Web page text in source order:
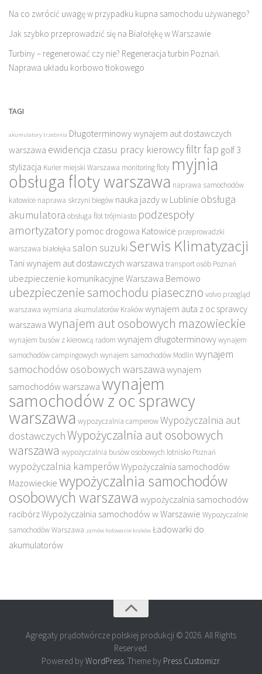
Na co zwrócić uwagę w przypadku kupna samochodu używanego?
Jak szybko przeprowadzić się na Białołękę w Warszawie
Turbiny – regenerować czy nie? Regeneracja turbin Poznań.
Naprawa układu korbowo tłokowego
TAGI
akumulatory trzebinia Długoterminowy wynajem aut dostawczych
warszawa ewidencja czasu pracy kierowcyfiltr fap golf 3
stylizacja Kurier miejski Warszawa monitoring floty myjnia
obsługa floty warszawa naprawa samochodów
katowice naprawa skrzyni biegów nauka jazdy w Lublinie obsługa
akumulatora obsługa flot trójmiasto podzespoły
amortyzatory pomoc drogowa Katowice przeprowadzki
warszawa białołęka salon suzuki Serwis Klimatyzacji
Tani wynajem aut dostawczych warszawa transport osób Poznań
ubezpieczenie komunikacyjne Warszawa Bemowo
ubezpieczenie samochodu piaseczno volvo przegląd
warszawa wymiana akumulatorów Krakówwynajem auta z oc sprawcy
warszawa wynajem aut osobowych mazowieckie
wynajem busów z kierowcą radom wynajem długoterminowywynajem
samochodów campingowych wynajem samochodów Modlin wynajem
samochodów osobowych warszawa wynajem
samochodów warszawa wynajem
samochodów z oc sprawcy
warszawa wypozyczalnia camperowWypożyczalnia aut
dostawczychWypożyczalnia aut osobowych
warszawa wypożyczalnia busów osobowych lotnisko Poznań
wypożyczalnia kamperówWypożyczalnia samochodów
Mazowieckie wypożyczalnia samochodów
osobowych warszawa wypożyczalnia samochodów
racibórzWypożyczalnia samochodów w Warszawie Wypożyczalnie
samochodów Warszawa zamów holowanie kraków Ładowarki do
akumulatorów
Agregaty prądotwórcze polskiej produkcji © 2026. All Rights
Reserved.
Powered by WordPress. Theme by Press Customizr.